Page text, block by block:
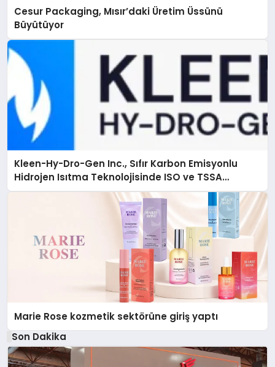
Cesur Packaging, Mısır’daki Üretim Üssünü
Büyütüyor
Kleen-Hy-Dro-Gen Inc., Sıfır Karbon Emisyonlu
Hidrojen Isıtma Teknolojisinde ISO ve TSSA
Düzenleyici Onaylarını Aldı
Marie Rose kozmetik sektörüne giriş yaptı
Son Dakika